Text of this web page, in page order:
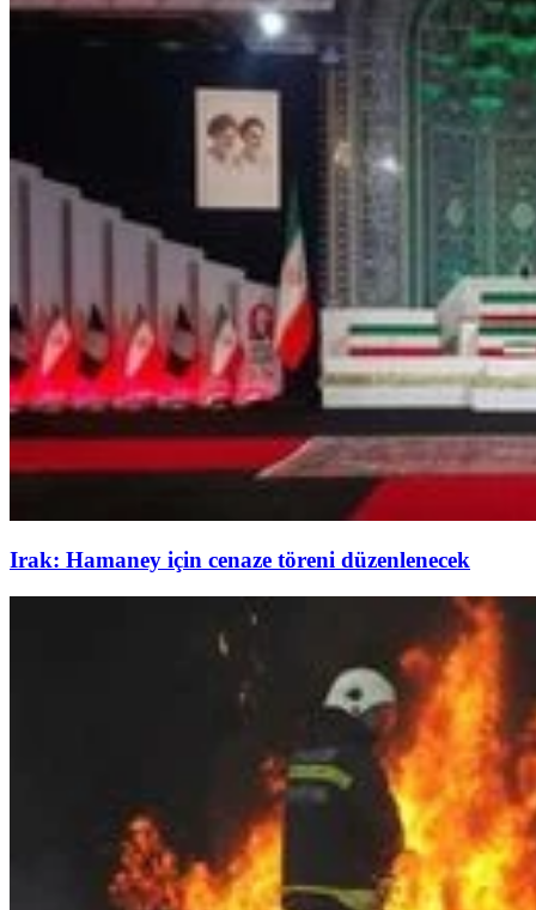
Irak: Hamaney için cenaze töreni düzenlenecek